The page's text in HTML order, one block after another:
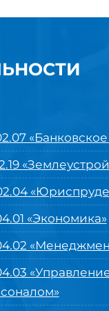
«Экономика»